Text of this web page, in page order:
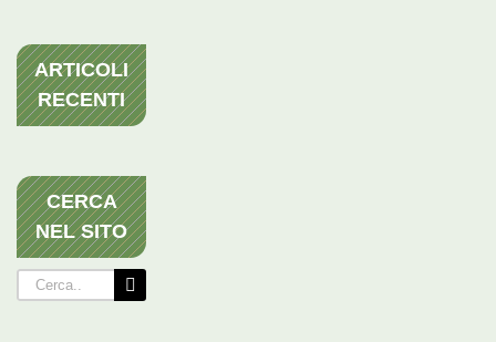
ARTICOLI
RECENTI
CERCA
NEL SITO
Cerca
per: